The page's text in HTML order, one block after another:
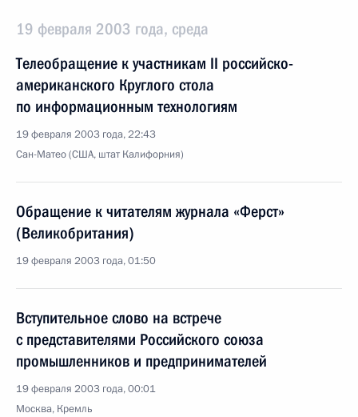
19 февраля 2003 года, среда
Телеобращение к участникам II российско-
американского Круглого стола
по информационным технологиям
19 февраля 2003 года, 22:43
Сан-Матео (США, штат Калифорния)
Обращение к читателям журнала «Ферст»
(Великобритания)
19 февраля 2003 года, 01:50
Вступительное слово на встрече
с представителями Российского союза
промышленников и предпринимателей
19 февраля 2003 года, 00:01
Москва, Кремль